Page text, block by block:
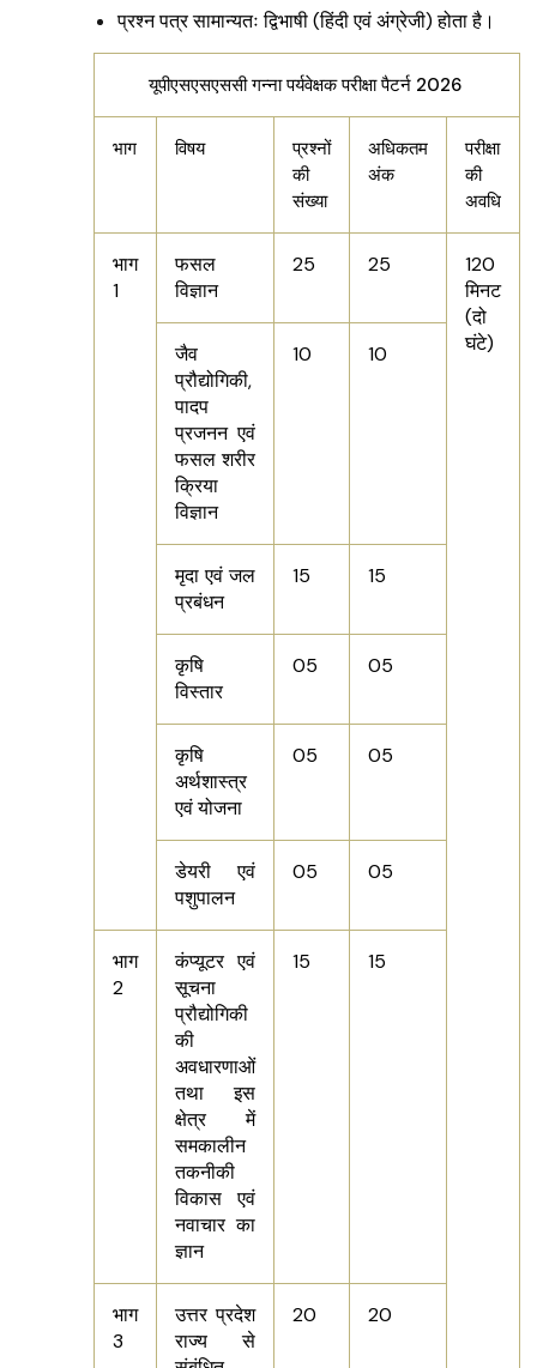
प्रश्न पत्र सामान्यतः द्विभाषी (हिंदी एवं अंग्रेजी) होता है।
यूपीएसएसएससी गन्ना पर्यवेक्षक परीक्षा पैटर्न 2026
भाग विषय
प्रश्नों
की
संख्या
अधिकतम
अंक
परीक्षा
की
अवधि
भाग
1
फसल
विज्ञान
25 25
120
मिनट
(दो
घंटे)
जैव
प्रौद्योगिकी,
पादप
प्रजनन एवं
फसल शरीर
क्रिया
विज्ञान
10 10
मृदा एवं जल
प्रबंधन
15 15
कृषि
विस्तार
05 05
कृषि
अर्थशास्त्र
एवं योजना
05 05
डेयरी एवं
पशुपालन
05 05
भाग
2
कंप्यूटर एवं
सूचना
प्रौद्योगिकी
की
अवधारणाओं
तथा इस
क्षेत्र में
समकालीन
तकनीकी
विकास एवं
नवाचार का
ज्ञान
15 15
भाग
3
उत्तर प्रदेश
राज्य से
20 20